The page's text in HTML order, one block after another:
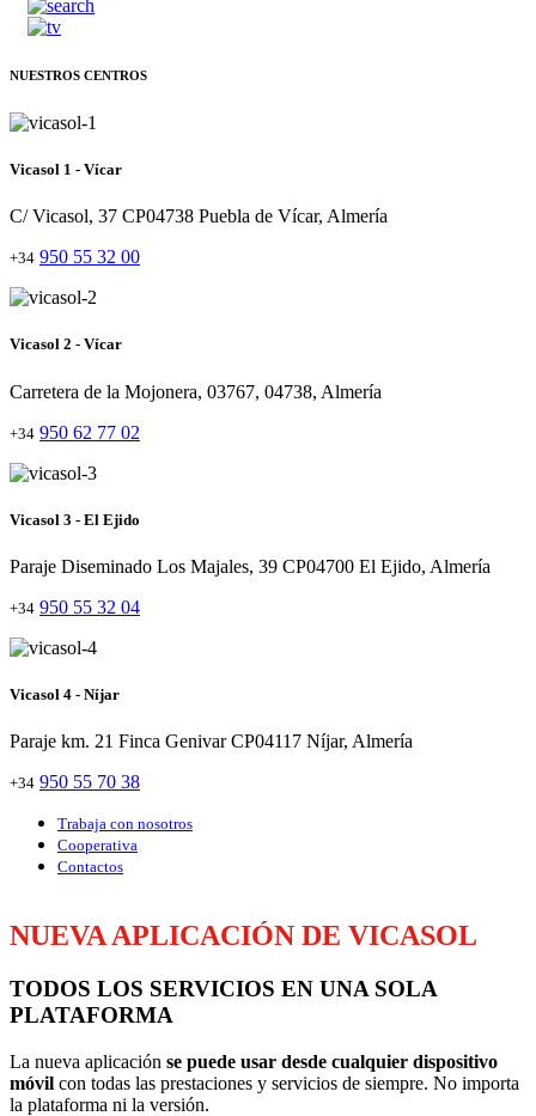
NUESTROS CENTROS
Vicasol 1 - Vícar
C/ Vicasol, 37 CP04738 Puebla de Vícar, Almería
+34 950 55 32 00
Vicasol 2 - Vícar
Carretera de la Mojonera, 03767, 04738, Almería
+34 950 62 77 02
Vicasol 3 - El Ejido
Paraje Diseminado Los Majales, 39 CP04700 El Ejido, Almería
+34 950 55 32 04
Vicasol 4 - Níjar
Paraje km. 21 Finca Genivar CP04117 Níjar, Almería
+34 950 55 70 38
Trabaja con nosotros
Cooperativa
Contactos
NUEVA APLICACIÓN DE VICASOL
TODOS LOS SERVICIOS EN UNA SOLA
PLATAFORMA
La nueva aplicación se puede usar desde cualquier dispositivo
móvil con todas las prestaciones y servicios de siempre. No importa
la plataforma ni la versión.